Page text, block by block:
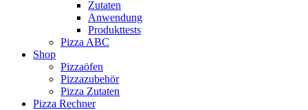
Zutaten
Anwendung
Produkttests
Pizza ABC
Shop
Pizzaöfen
Pizzazubehör
Pizza Zutaten
Pizza Rechner